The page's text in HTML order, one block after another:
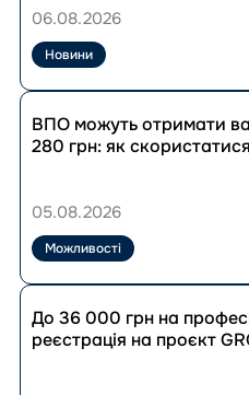
до
досвід
рад
ВПО
експертному
коментарі
06.08.2026
Новини
Перейти
до
публікації
отримати
на
навчання
до
33
280
грн:
ВПО можуть отримати
280 грн: як
05.08.2026
Можливості
Перейти
до
публікації
До 36 000 грн на
реєстрація на проєкт